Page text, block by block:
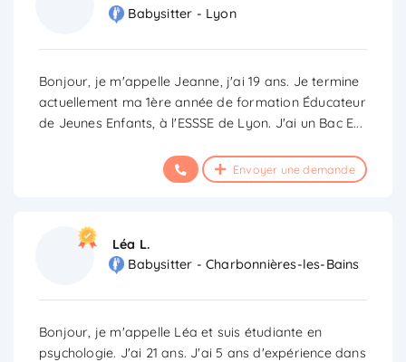
Babysitter - Lyon
Bonjour, je m'appelle Jeanne, j'ai 19 ans. Je termine
actuellement ma 1ère année de formation Éducateur
de Jeunes Enfants, à l'ESSSE de Lyon. J'ai un Bac E...
Envoyer une demande
Léa L.
Babysitter - Charbonnières-les-Bains
Bonjour, je m'appelle Léa et suis étudiante en
psychologie. J'ai 21 ans. J'ai 5 ans d'expérience dans